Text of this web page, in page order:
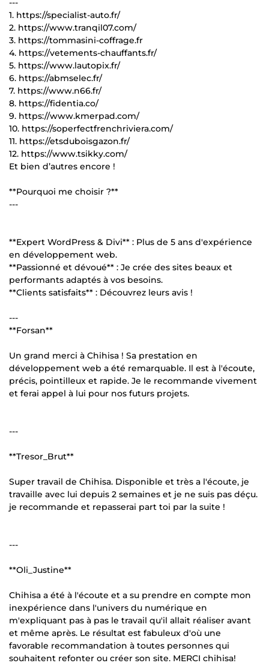
---
1. https://specialist-auto.fr/
2. https://www.tranqil07.com/
3. https://tommasini-coffrage.fr
4. https://vetements-chauffants.fr/
5. https://www.lautopix.fr/
6. https://abmselec.fr/
7. https://www.n66.fr/
8. https://fidentia.co/
9. https://www.kmerpad.com/
10. https://soperfectfrenchriviera.com/
11. https://etsduboisgazon.fr/
12. https://www.tsikky.com/
Et bien d’autres encore !
**Pourquoi me choisir ?**
---
**Expert WordPress & Divi** : Plus de 5 ans d'expérience
en développement web.
**Passionné et dévoué** : Je crée des sites beaux et
performants adaptés à vos besoins.
**Clients satisfaits** : Découvrez leurs avis !
---
**Forsan**
Un grand merci à Chihisa ! Sa prestation en
développement web a été remarquable. Il est à l'écoute,
précis, pointilleux et rapide. Je le recommande vivement
et ferai appel à lui pour nos futurs projets.
---
**Tresor_Brut**
Super travail de Chihisa. Disponible et très a l'écoute, je
travaille avec lui depuis 2 semaines et je ne suis pas déçu.
je recommande et repasserai part toi par la suite !
---
**Oli_Justine**
Chihisa a été à l'écoute et a su prendre en compte mon
inexpérience dans l'univers du numérique en
m'expliquant pas à pas le travail qu'il allait réaliser avant
et même après. Le résultat est fabuleux d'où une
favorable recommandation à toutes personnes qui
souhaitent refonter ou créer son site. MERCI chihisa!